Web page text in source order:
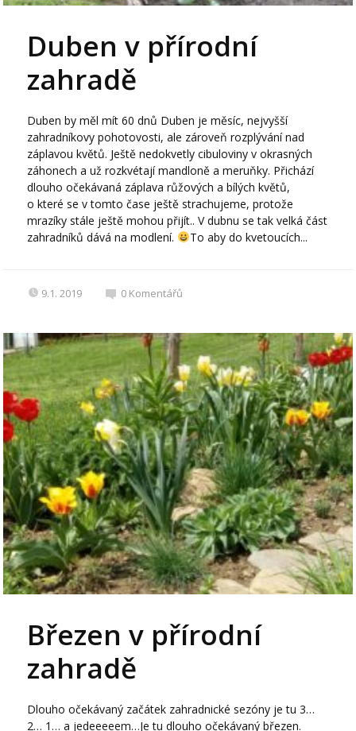
Duben v přírodní
zahradě
Duben by měl mít 60 dnů Duben je měsíc, nejvyšší
zahradníkovy pohotovosti, ale zároveň rozplývání nad
záplavou květů. Ještě nedokvetly cibuloviny v okrasných
záhonech a už rozkvétají mandloně a meruňky. Přichází
dlouho očekávaná záplava růžových a bílých květů,
o které se v tomto čase ještě strachujeme, protože
mrazíky stále ještě mohou přijít.. V dubnu se tak velká část
zahradníků dává na modlení.
To aby do kvetoucích...
9.1. 2019 0 Komentářů
Březen v přírodní
zahradě
Dlouho očekávaný začátek zahradnické sezóny je tu 3…
2… 1… a jedeeeeem…Je tu dlouho očekávaný březen.